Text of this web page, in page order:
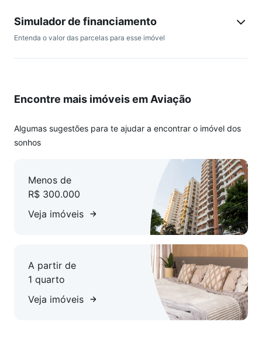
você possa aproveitar a praia sempre que desejar.
e aproveitar o clima praiano.
Cozinha prática e funcional.
Banheiro espaçoso.
Área de serviço.
Este imóvel está estrategicamente situado em Praia Grande,
oferecendo fácil acesso a comodidades locais, restaurantes
e o melhor da vida à beira-mar.
Simulador de financiamento
Entenda o valor das parcelas para esse imóvel
Encontre mais imóveis em Aviação
Algumas sugestões para te ajudar a encontrar o imóvel dos
sonhos
Menos de
R$ 300.000
Veja imóveis
A partir de
1 quarto
Veja imóveis